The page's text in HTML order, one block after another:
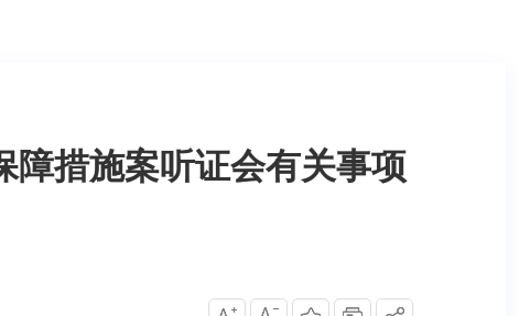
障措施案听证会有关事项